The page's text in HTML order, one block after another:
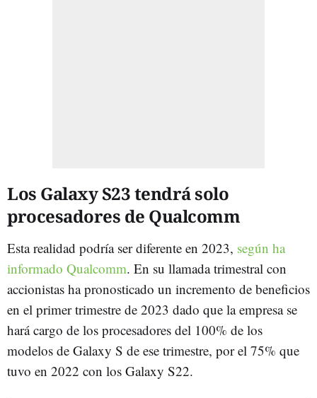
Los Galaxy S23 tendrá solo
procesadores de Qualcomm
Esta realidad podría ser diferente en 2023, según ha
informado Qualcomm. En su llamada trimestral con
accionistas ha pronosticado un incremento de beneficios
en el primer trimestre de 2023 dado que la empresa se
hará cargo de los procesadores del 100% de los
modelos de Galaxy S de ese trimestre, por el 75% que
tuvo en 2022 con los Galaxy S22.